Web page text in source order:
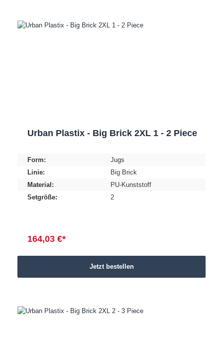
Urban Plastix - Big Brick 2XL 1 - 2 Piece
Form:
Jugs
Linie:
Big Brick
Material:
PU-Kunststoff
Setgröße:
2
164,03 €*
Jetzt bestellen